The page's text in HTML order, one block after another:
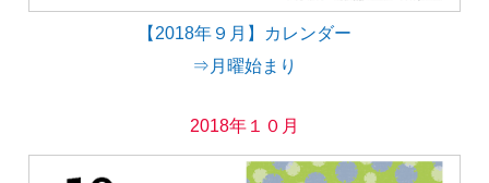
【2018年９月】カレンダー
⇒月曜始まり
2018年１０月